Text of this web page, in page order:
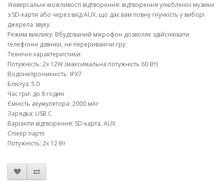
Універсальні можливості відтворення: відтворення улюбленої музики
з SD-карти або через вхід AUX, що дає вам повну гнучкість у виборі
джерела звуку.
Режим виклику: Вбудований мікрофон дозволяє здійснювати
телефонні дзвінки, не перериваючи гру.
Технічні характеристики:
Потужність: 2x 12W (максимальна потужність 60 Вт)
Водонепроникність: IPX7
Блютуз: 5.0
Час гри: до 8 годин
Ємність акумулятора: 2000 мАг
Зарядка: USB C
Варіанти відтворення: SD-карта, AUX
Спікер партії
Потужність: 2x 12 Вт